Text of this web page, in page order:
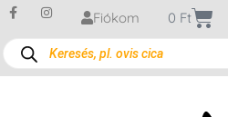
Fiókom 0 Ft